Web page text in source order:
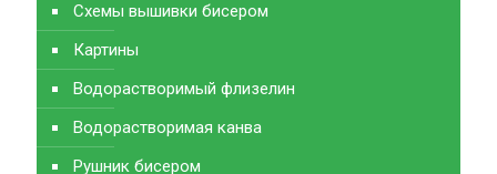
Схемы вышивки бисером
Картины
Водорастворимый флизелин
Водорастворимая канва
Рушник бисером